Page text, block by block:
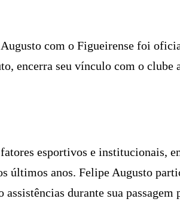
com o Figueirense foi
encerra seu vínculo com o clube
esportivos e institucionais,
últimos anos. Felipe Augusto
durante sua passagem